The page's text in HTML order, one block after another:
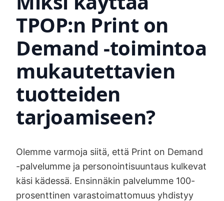
TPOP:n Print on
Demand -toimintoa
mukautettavien
tuotteiden
tarjoamiseen?
Olemme varmoja siitä, että Print on Demand
-palvelumme ja personointisuuntaus kulkevat
käsi kädessä. Ensinnäkin palvelumme 100-
prosenttinen varastoimattomuus yhdistyy